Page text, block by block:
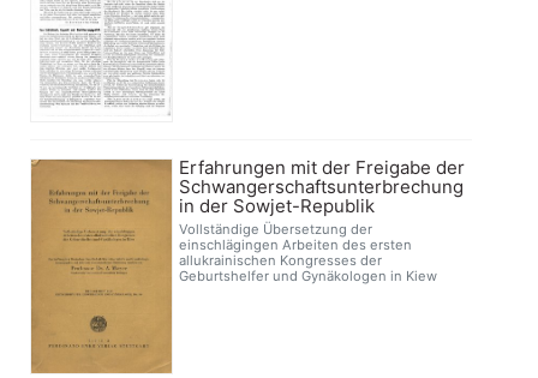
Erfahrungen mit der Freigabe der
Schwangerschaftsunterbrechung
in der Sowjet-Republik
Vollständige Übersetzung der
einschlägingen Arbeiten des ersten
allukrainischen Kongresses der
Geburtshelfer und Gynäkologen in Kiew